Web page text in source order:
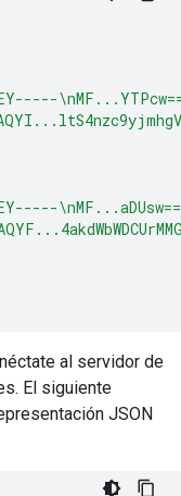
al servidor de
El siguiente
JSON